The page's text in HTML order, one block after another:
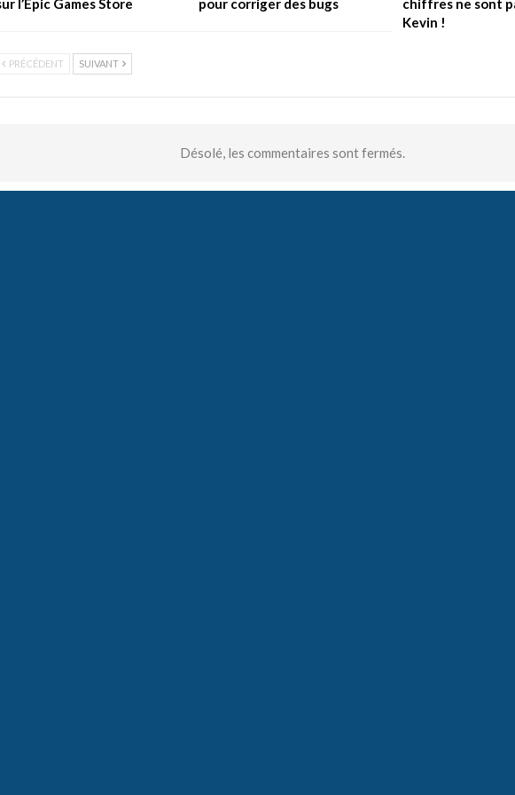
Kevin !
PRÉCÉDENT SUIVANT
Désolé, les commentaires sont fermés.